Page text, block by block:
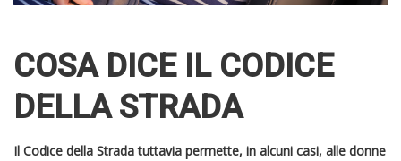
COSA DICE IL CODICE
DELLA STRADA
Il Codice della Strada tuttavia permette, in alcuni casi, alle donne